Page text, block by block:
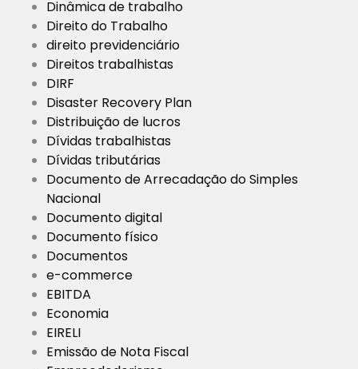
Dinâmica de trabalho
Direito do Trabalho
direito previdenciário
Direitos trabalhistas
DIRF
Disaster Recovery Plan
Distribuição de lucros
Dívidas trabalhistas
Dívidas tributárias
Documento de Arrecadação do Simples
Nacional
Documento digital
Documento físico
Documentos
e-commerce
EBITDA
Economia
EIRELI
Emissão de Nota Fiscal